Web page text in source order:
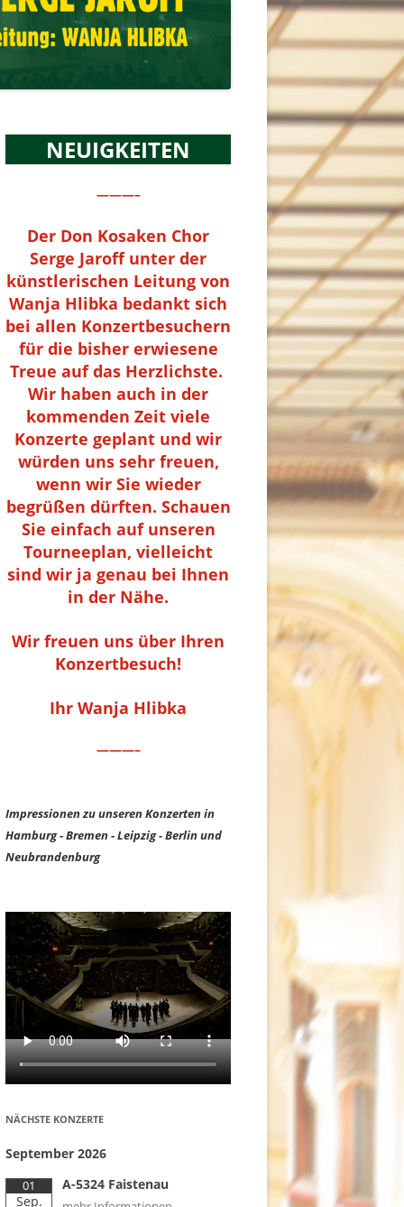
NEUIGKEITEN
———–
Der Don Kosaken Chor
Serge Jaroff unter der
künstlerischen Leitung von
Wanja Hlibka bedankt sich
bei allen Konzertbesuchern
für die bisher erwiesene
Treue auf das Herzlichste.
Wir haben auch in der
kommenden Zeit viele
Konzerte geplant und wir
würden uns sehr freuen,
wenn wir Sie wieder
begrüßen dürften. Schauen
Sie einfach auf unseren
Tourneeplan, vielleicht
sind wir ja genau bei Ihnen
in der Nähe.
Wir freuen uns über Ihren
Konzertbesuch!
Ihr Wanja Hlibka
———–
Impressionen zu unseren Konzerten in
Hamburg - Bremen - Leipzig - Berlin und
Neubrandenburg
NÄCHSTE KONZERTE
September 2026
01
Sep.
A-5324 Faistenau